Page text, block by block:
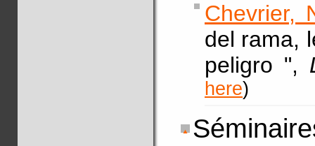
Chevrier,
del rama,
peligro ",
here)